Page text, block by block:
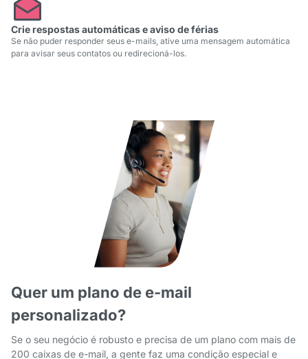
Crie respostas automáticas e aviso de férias
Se não puder responder seus e-mails, ative uma mensagem automática
para avisar seus contatos ou redirecioná-los.
Quer um plano de e-mail
personalizado?
Se o seu negócio é robusto e precisa de um plano com mais de
200 caixas de e-mail, a gente faz uma condição especial e